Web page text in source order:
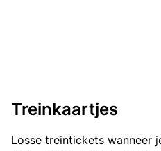
Treinkaartjes
Losse treintickets wanneer